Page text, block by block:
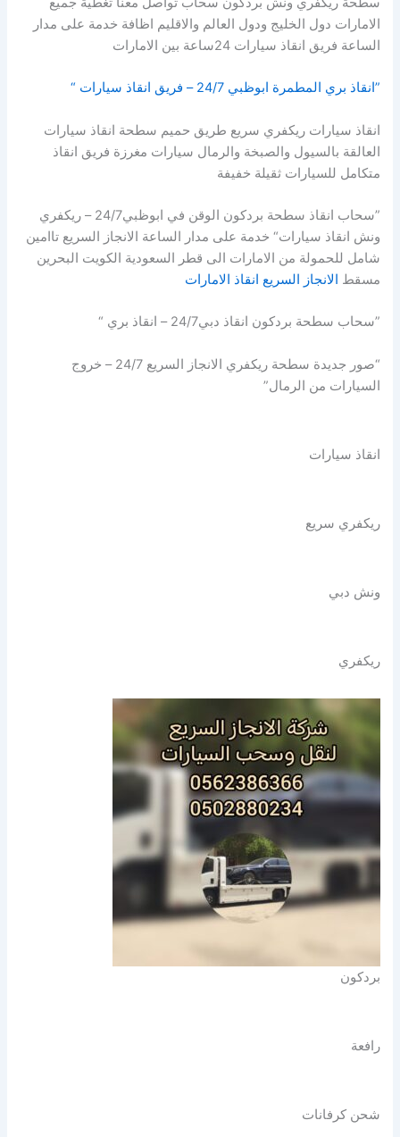
الامارات دول الخليج ودول العالم والاقليم اظافة خدمة على مدار
الساعة فريق انقاذ سيارات 24ساعة بين الامارات
”انقاذ بري المطمرة ابوظبي 24/7 – فريق انقاذ سيارات “
انقاذ سيارات ريكفري سريع طريق حميم سطحة انقاذ سيارات
العالقة بالسيول والصبخة والرمال سيارات مغرزة فريق انقاذ
متكامل للسيارات ثقيلة خفيفة
”سحاب انقاذ سطحة بردكون الوقن في ابوظبي24/7 – ريكفري
ونش انقاذ سيارات“ خدمة على مدار الساعة الانجاز السريع تاامين
شامل للحمولة من الامارات الى قطر السعودية الكويت البحرين
مسقط الانجاز السريع انقاذ الامارات
”سحاب سطحة بردكون انقاذ دبي24/7 – انقاذ بري “
“صور جديدة سطحة ريكفري الانجاز السريع 24/7 – خروج
السيارات من الرمال”
انقاذ سيارات
ريكفري سريع
ونش دبي
ريكفري
بردكون
رافعة
شحن كرفانات